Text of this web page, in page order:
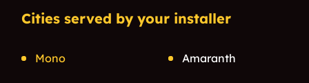
Cities served by your installer
Mono Amaranth